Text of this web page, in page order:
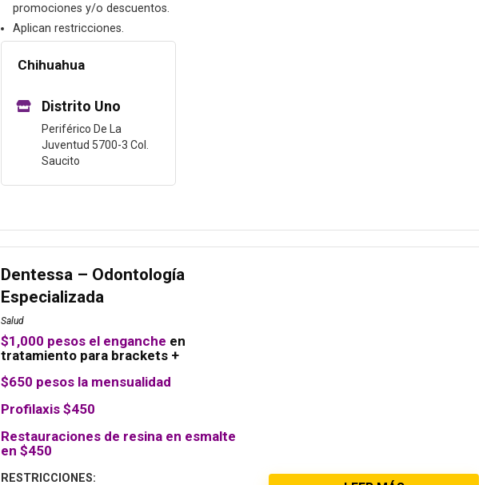
promociones y/o descuentos.
Aplican restricciones.
Chihuahua
Distrito Uno
Periférico De La
Juventud 5700-3 Col.
Saucito
Dentessa – Odontología
Especializada
Salud
$1,000 pesos el enganche en
tratamiento para brackets +
$650 pesos la mensualidad
Profilaxis $450
Restauraciones de resina en esmalte
en $450
RESTRICCIONES: